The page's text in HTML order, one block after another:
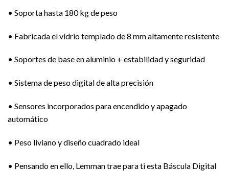
• Soporta hasta 180 kg de peso
• Fabricada el vidrio templado de 8 mm altamente resistente
• Soportes de base en aluminio + estabilidad y seguridad
• Sistema de peso digital de alta precisión
• Sensores incorporados para encendido y apagado
automático
• Peso liviano y diseño cuadrado ideal
• Pensando en ello, Lemman trae para ti esta Báscula Digital